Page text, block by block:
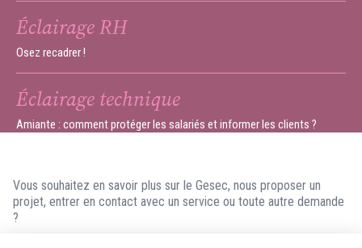
Éclairage RH
Osez recadrer !
Éclairage technique
Amiante : comment protéger les salariés et informer les clients ?
Vous souhaitez en savoir plus sur le Gesec, nous proposer un
projet, entrer en contact avec un service ou toute autre demande
?